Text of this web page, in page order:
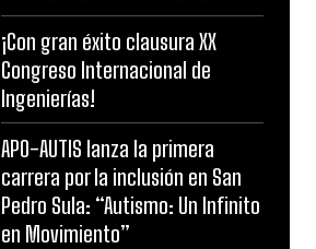
¡Con gran éxito clausura XX
Congreso Internacional de
Ingenierías!
APO-AUTIS lanza la primera
carrera por la inclusión en San
Pedro Sula: “Autismo: Un Infinito
en Movimiento”